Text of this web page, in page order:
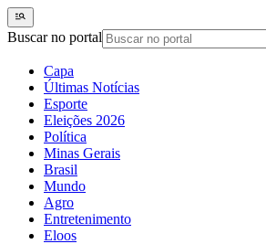
Buscar no portal
Capa
Últimas Notícias
Esporte
Eleições 2026
Política
Minas Gerais
Brasil
Mundo
Agro
Entretenimento
Eloos